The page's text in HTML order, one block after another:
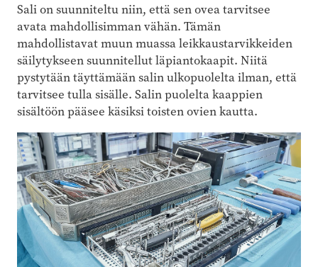
Sali on suunniteltu niin, että sen ovea tarvitsee
avata mahdollisimman vähän. Tämän
mahdollistavat muun muassa leikkaustarvikkeiden
säilytykseen suunnitellut läpiantokaapit. Niitä
pystytään täyttämään salin ulkopuolelta ilman, että
tarvitsee tulla sisälle. Salin puolelta kaappien
sisältöön pääsee käsiksi toisten ovien kautta.